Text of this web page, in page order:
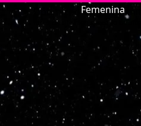
Optimized by
Turns on site high speed to be